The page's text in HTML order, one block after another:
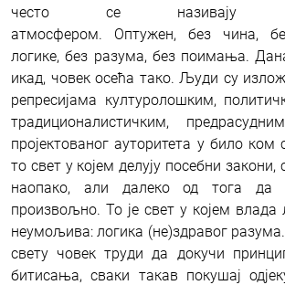
често се називају
атмосфером. Оптужен, без чина,
логике, без разума, без поимања.
икад, човек осећа тако. Људи су
репресијама културолошким,
традиционалистичким,
пројектованог ауторитета у било ком
то свет у коjeм делују посебни закони,
наопако, али далеко од тога да
произвољно. То је свет у којем влада
неумољива: логика (не)здравог
свету човек труди да докучи
битисања, сваки такав покушај